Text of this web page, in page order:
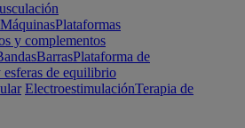
MáquinasPlataformas
y complementos
BarrasPlataforma de
de equilibrio
ElectroestimulaciónTerapia de